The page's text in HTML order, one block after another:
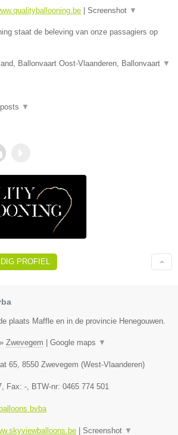
Screenshot ▼
staat de beleving van onze passagiers op
Ballonvaart Oost-Vlaanderen, Ballonvaart ▼
▼
PROFIEL
plaats Maffle en in de provincie Henegouwen.
» Zwevegem | Google maps ▼
65 8550 Zwevegem (West-Vlaanderen)
, Fax: - , BTW-nr: 0465 774 501
bvba
| Screenshot ▼